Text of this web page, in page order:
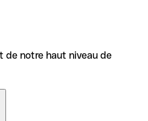
de notre haut niveau de